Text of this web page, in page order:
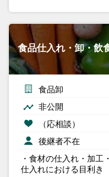
食品仕入れ・卸・飲
食品卸
非公開
（応相談）
後継者不在
・食材の仕入れ・加
仕入れにおける目利き